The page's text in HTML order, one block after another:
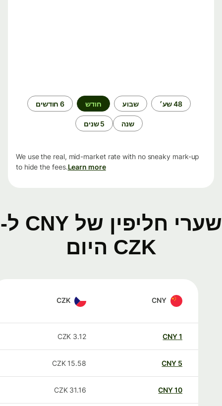
48 שע׳ שבוע חודש 6 חודשים
שנה 5 שנים
We use the real, mid-market rate with no sneaky mark-up
to hide the fees.Learn more
שערי חליפין של CNY ל-
CZK היום
CNY
CZK
CNY
3.12
CZK
CNY
15.58
CZK
CNY
31.16
CZK